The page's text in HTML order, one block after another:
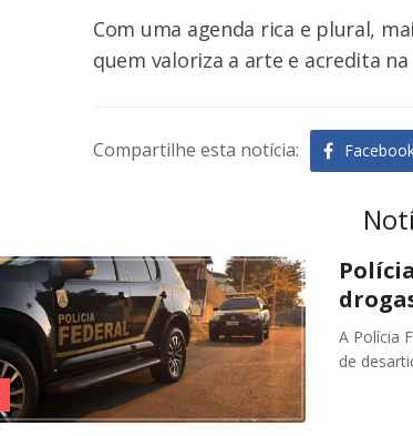
Com uma agenda rica e plural,
quem valoriza a arte e acredita
Compartilhe esta notícia:
A Polícia
de